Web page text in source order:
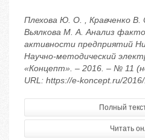
Плехова Ю. О. , Кравченко
Вьялкова М. А. Анализ
активности предприятий
Научно-методический
«Концепт». – 2016. – № 11
URL: https://e-koncept.ru/
Полный
Читать